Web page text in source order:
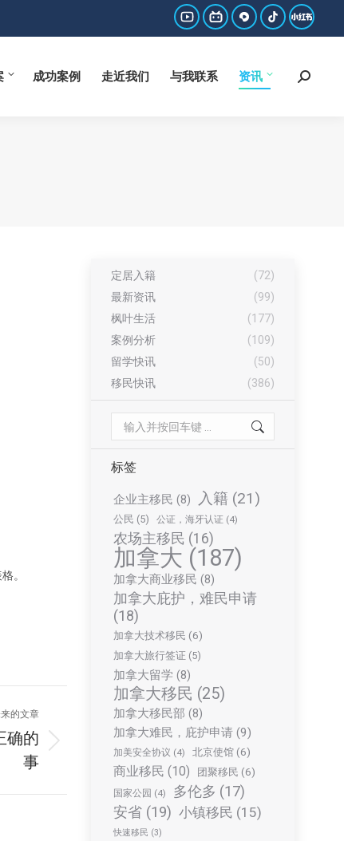
YouTube
opens
哔
哔
西
page
抖
page
小
书
成功案例 走近我们 与我联系 资讯 Search:
。
的文章
确的
事
定居入籍
(72)
最新资讯
(99)
枫叶生活
(177)
案例分析
(109)
留学快讯
(50)
移民快讯
(386)
Search:
标签
企业主移民 (8) 入籍 (21)
公民 (5) 公证，海牙认证 (4)
农场主移民 (16)
加拿大 (187)
加拿大商业移民 (8)
加拿大庇护，难民申请
(18)
加拿大技术移民 (6)
加拿大旅行签证 (5)
加拿大留学 (8)
加拿大移民 (25)
加拿大移民部 (8)
加拿大难民，庇护申请 (9)
加美安全协议 (4) 北京使馆 (6)
商业移民 (10) 团聚移民 (6)
国家公园 (4) 多伦多 (17)
安省 (19) 小镇移民 (15)
快速移民 (3)
与我联系 资讯 Search: